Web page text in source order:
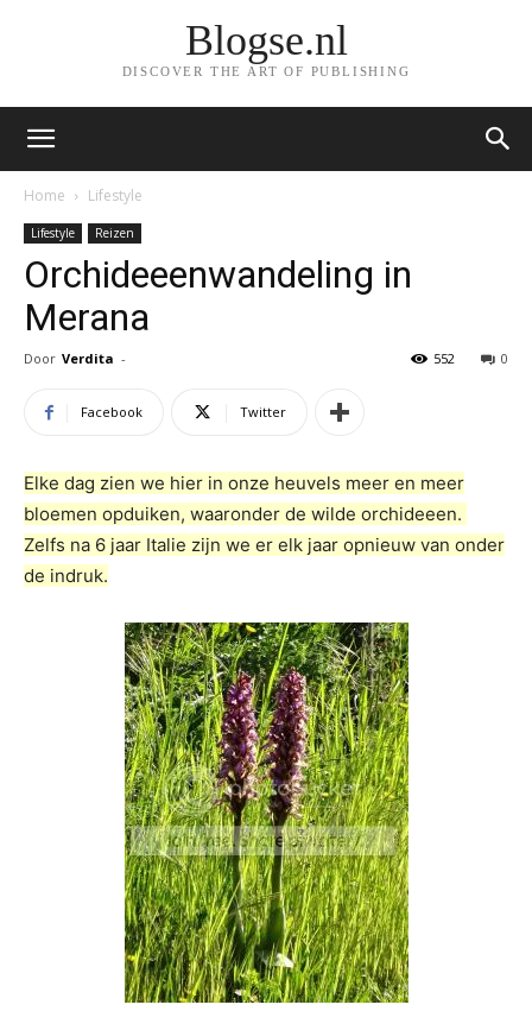
Blogse.nl
DISCOVER THE ART OF PUBLISHING
Home Lifestyle
Lifestyle Reizen
Orchideeenwandeling in
Merana
Door Verdita - 0
552
Facebook Twitter
Elke dag zien we hier in onze heuvels meer en meer
bloemen opduiken, waaronder de wilde orchideeen.
Zelfs na 6 jaar Italie zijn we er elk jaar opnieuw van onder
de indruk.